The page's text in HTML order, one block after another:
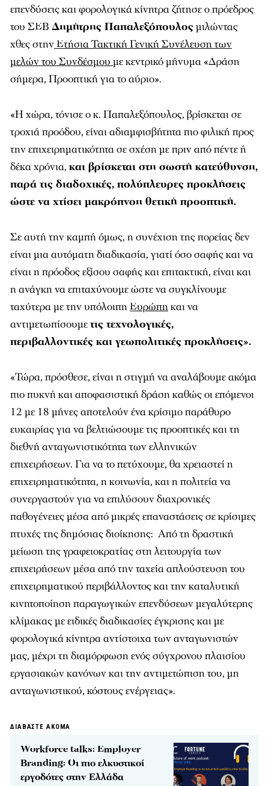
επενδύσεις και φορολογικά κίνητρα ζήτησε ο πρόεδρος
του ΣΕΒ Δημήτρης Παπαλεξόπουλοςμιλώντας
χθες στηνΕτήσια Τακτική Γενική Συνέλευση των
μελών του Συνδέσμου με κεντρικό μήνυμα «Δράση
σήμερα, Προοπτική για το αύριο».
«Η χώρα, τόνισε ο κ. Παπαλεξόπουλος, βρίσκεται σε
τροχιά προόδου, είναι αδιαμφισβήτητα πιο φιλική προς
την επιχειρηματικότητα σε σχέση με πριν από πέντε ή
δέκα χρόνια, και βρίσκεται στη σωστή κατεύθυνση,
παρά τις διαδοχικές, πολύπλευρες προκλήσεις
ώστε να χτίσει μακρόπνοη θετική προοπτική.
Σε αυτή την καμπή όμως, η συνέχιση της πορείας δεν
είναι μια αυτόματη διαδικασία, γιατί όσο σαφής και να
είναι η πρόοδος εξίσου σαφής και επιτακτική, είναι και
η ανάγκη να επιταχύνουμε ώστε να συγκλίνουμε
ταχύτερα με την υπόλοιπηΕυρώπηκαι να
αντιμετωπίσουμετις τεχνολογικές,
περιβαλλοντικές και γεωπολιτικές προκλήσεις».
«Τώρα, πρόσθεσε, είναι η στιγμή να αναλάβουμε ακόμα
πιο πυκνή και αποφασιστική δράση καθώς οι επόμενοι
12 με 18 μήνες αποτελούν ένα κρίσιμο παράθυρο
ευκαιρίας για να βελτιώσουμε τις προοπτικές και τη
διεθνή ανταγωνιστικότητα των ελληνικών
επιχειρήσεων. Για να το πετύχουμε, θα χρειαστεί η
επιχειρηματικότητα, η κοινωνία, και η πολιτεία να
συνεργαστούν για να επιλύσουν διαχρονικές
παθογένειες μέσα από μικρές επαναστάσεις σε κρίσιμες
πτυχές της δημόσιας διοίκησης: Από τη δραστική
μείωση της γραφειοκρατίας στη λειτουργία των
επιχειρήσεων μέσα από την ταχεία απλούστευση του
επιχειρηματικού περιβάλλοντος και την καταλυτική
κινητοποίηση παραγωγικών επενδύσεων μεγαλύτερης
κλίμακας με ειδικές διαδικασίες έγκρισης και με
φορολογικά κίνητρα αντίστοιχα των ανταγωνιστών
μας, μέχρι τη διαμόρφωση ενός σύγχρονου πλαισίου
εργασιακών κανόνων και την αντιμετώπιση του, μη
ανταγωνιστικού, κόστους ενέργειας».
ΔΙΑΒΑΣΤΕ ΑΚΟΜΑ
Workforce talks: Employer
Branding: Οι πιο ελκυστικοί
εργοδότες στην Ελλάδα